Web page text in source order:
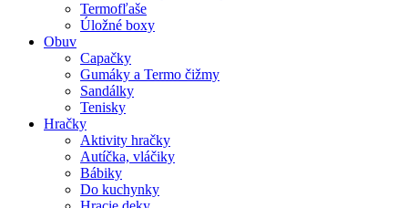
Termofľaše
Úložné boxy
Obuv
Capačky
Gumáky a Termo čižmy
Sandálky
Tenisky
Hračky
Aktivity hračky
Autíčka, vláčiky
Bábiky
Do kuchynky